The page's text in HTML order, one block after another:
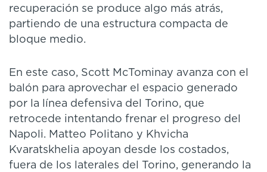
recuperación se produce algo más atrás,
partiendo de una estructura compacta de
bloque medio.
En este caso, Scott McTominay avanza con el
balón para aprovechar el espacio generado
por la línea defensiva del Torino, que
retrocede intentando frenar el progreso del
Napoli. Matteo Politano y Khvicha
Kvaratskhelia apoyan desde los costados,
fuera de los laterales del Torino, generando la